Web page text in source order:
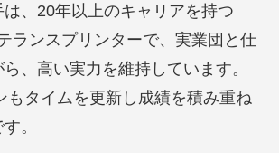
、20年以上のキャリアを持つ
ランスプリンターで、実業団と仕
、高い実力を維持しています。
もタイムを更新し成績を積み重ね
。